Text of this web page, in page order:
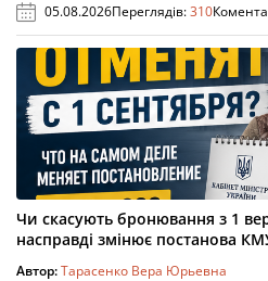
05.08.2026Переглядів:310
Чи скасують бронювання з 1
насправді змінює постанова
Автор:Тарасенко Вера Юрьевна